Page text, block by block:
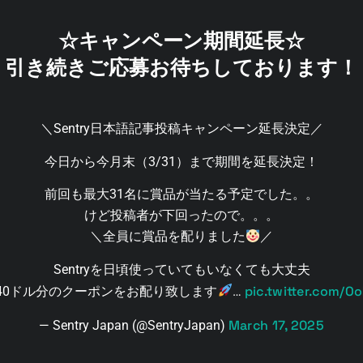
☆キャンペーン期間延長☆
引き続きご応募お待ちしております！
＼Sentry日本語記事投稿キャンペーン延長決定／
今日から今月末（3/31）まで期間を延長決定！
前回も最大31名に賞品が当たる予定でした。。
けど投稿者が下回ったので。。。
＼全員に賞品を配りました
／
Sentryを日頃使っていてもいなくても大丈夫
ドル分のクーポンをお配り致します
… pic.twitter.com/
— Sentry Japan (@SentryJapan) March 17, 2025